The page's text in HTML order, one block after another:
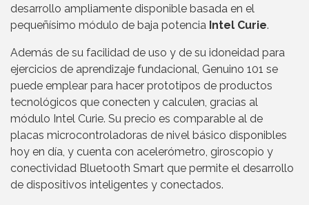
desarrollo ampliamente disponible basada en el
pequeñísimo módulo de baja potencia Intel Curie.
Además de su facilidad de uso y de su idoneidad para
ejercicios de aprendizaje fundacional, Genuino 101 se
puede emplear para hacer prototipos de productos
tecnológicos que conecten y calculen, gracias al
módulo Intel Curie. Su precio es comparable al de
placas microcontroladoras de nivel básico disponibles
hoy en día, y cuenta con acelerómetro, giroscopio y
conectividad Bluetooth Smart que permite el desarrollo
de dispositivos inteligentes y conectados.